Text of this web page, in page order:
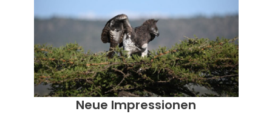
Neue Impressionen